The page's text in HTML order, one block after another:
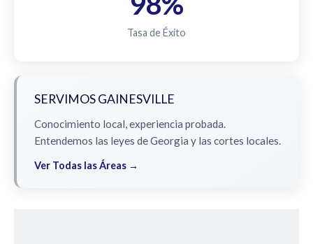
Tasa de Éxito
SERVIMOS GAINESVILLE
Conocimiento local, experiencia probada.
Entendemos las leyes de Georgia y las cortes locales.
Ver Todas las Áreas →